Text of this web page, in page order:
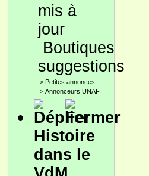
Boutiques
suggestions
> Petites annonces
> Annonceurs UNAF
Histoire
dans le